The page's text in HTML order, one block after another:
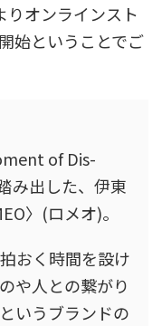
オンラインスト
始ということでご
of Dis-
み出した、伊東
〉(ロメオ)。
おく時間を設け
や人との繋がり
いうブランドの